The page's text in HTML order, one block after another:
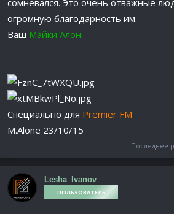
огромную благодарность им.
Ваш Майки Алон.
Специально для Premier FM
M.Alone 23/10/15
Последнее
Lesha_Ivanov
ПОЛЬЗОВАТЕЛЬ